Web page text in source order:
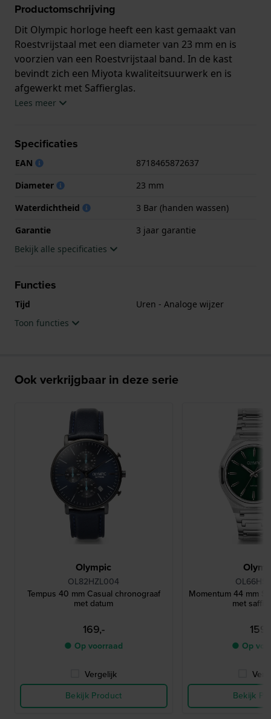
Productomschrijving
Dit Olympic horloge heeft een kast gemaakt van
Roestvrijstaal met een diameter van 23 mm en is
voorzien van een Roestvrijstaal band. In de kast
bevindt zich een Miyota kwaliteitsuurwerk en is
afgewerkt met Saffierglas.
geleverd met 3 jaar garantie.
Lees meer
Specificaties
EAN
8718465872637
Diameter
23 mm
Waterdichtheid
3 Bar (handen wassen)
Garantie
3 jaar garantie
Bekijk alle specificaties
Functies
Tijd
Uren - Analoge wijzer
Toon functies
Ook verkrijgbaar in deze serie
Olympic
OL82HZL004
Tempus 40 mm Casual chronograaf
met datum
169,-
● Op voorraad
Vergelijk
Bekijk Product
Momentum 44 mm
met
● Op
Bekijk